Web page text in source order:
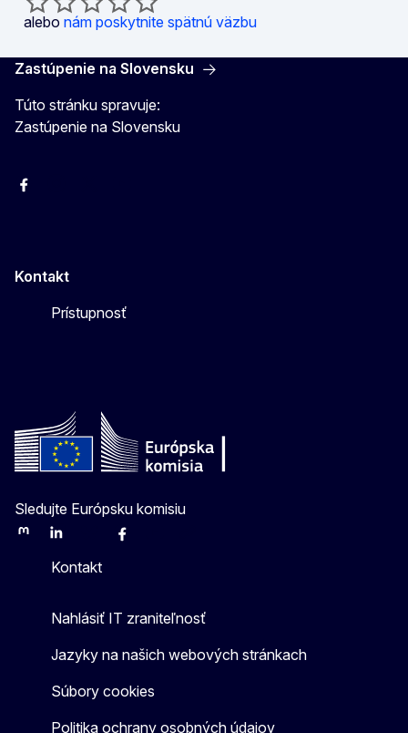
alebo nám poskytnite spätnú väzbu
Zastúpenie na Slovensku
Túto stránku spravuje:
Zastúpenie na Slovensku
Facebook
Kontakt
Prístupnosť
Sledujte Európsku komisiu
MastodonLinkedInBlueskyFacebook
Kontakt
Nahlásiť IT zraniteľnosť
Jazyky na našich webových stránkach
Súbory cookies
Politika ochrany osobných údajov